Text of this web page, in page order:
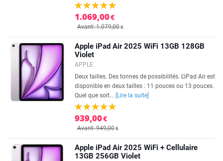
1.069,00€
Avant: 1.079,00€
Apple iPad Air 2025 WiFi 13GB 128GB
Violet
APPLE
Deux tailles. Des tonnes de possibilités. L'iPad Air est
disponible en deux tailles : 11 pouces ou 13 pouces.
Quel que soit...
[Lire la suite]
939,00€
Avant: 949,00€
Apple iPad Air 2025 WiFi + Cellulaire
13GB 256GB Violet